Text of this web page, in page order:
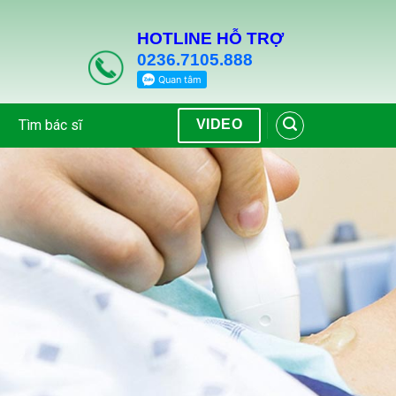
HOTLINE HỖ TRỢ
0236.7105.888
Tìm bác sĩ VIDEO